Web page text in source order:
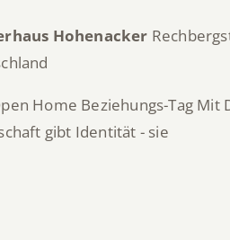
Hohenacker
Home Beziehungs-Tag
gibt Identität - sie